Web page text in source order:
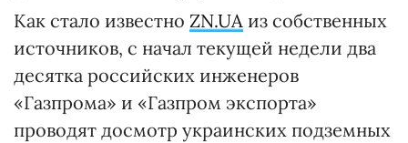
Как стало известно ZN.UA из собственных
источников, с начал текущей недели два
десятка российских инженеров
«Газпрома» и «Газпром экспорта»
проводят досмотр украинских подземных